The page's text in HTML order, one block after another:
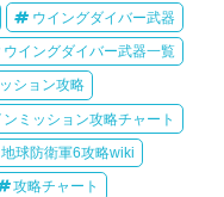
ウイングダイバー武器
ウイングダイバー武器一覧
ション攻略
ンミッション攻略チャート
地球防衛軍6攻略wiki
攻略チャート